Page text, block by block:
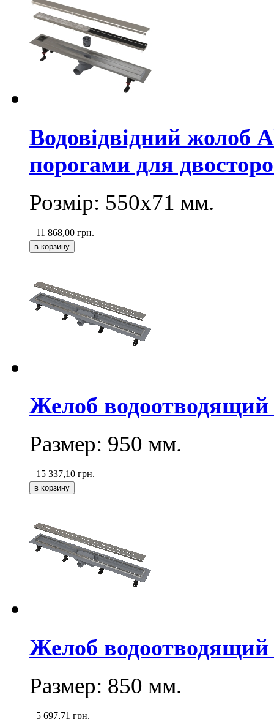
Водовідвідний жолоб
порогами для
Розмір: 550х71 мм.
11 868,00 грн.
Желоб
Размер: 950 мм.
15 337,10 грн.
Желоб
Размер: 850 мм.
5 697,71 грн.